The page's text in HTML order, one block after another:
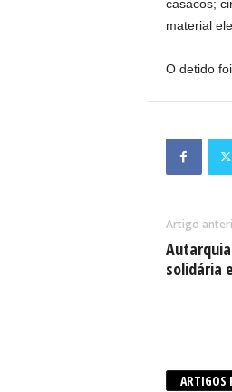
casacos;
material
O detido
Artigo
solidária
ARTIGOS